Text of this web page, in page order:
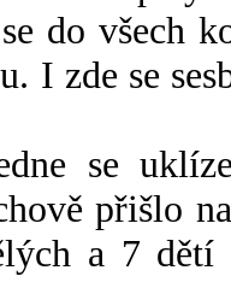
do všech
I zde se
se
přišlo
a 7